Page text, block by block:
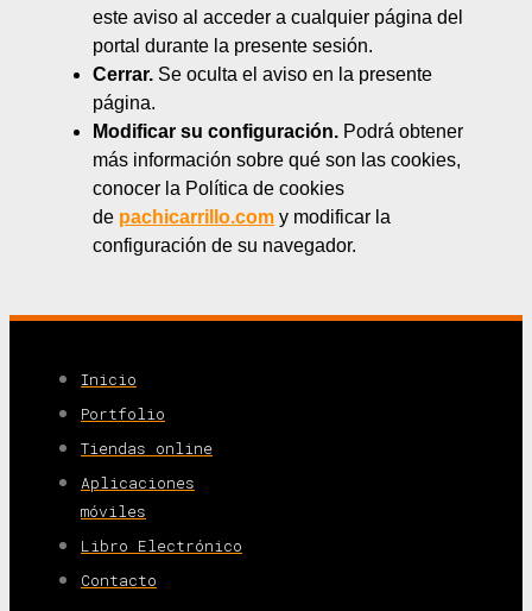
este aviso al acceder a cualquier página del
portal durante la presente sesión.
Cerrar. Se oculta el aviso en la presente
página.
Modificar su configuración. Podrá obtener
más información sobre qué son las cookies,
conocer la Política de cookies
de pachicarrillo.com y modificar la
configuración de su navegador.
Inicio
Portfolio
Tiendas online
Aplicaciones
móviles
Libro Electrónico
Contacto